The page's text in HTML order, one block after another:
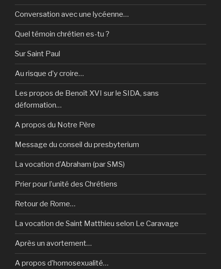
Conversation avec une lycéenne…
Quel témoin chrétien es-tu ?
Sur Saint Paul
Au risque d’y croire…
Les propos de Benoît XVI sur le SIDA, sans
déformation…
A propos du Notre Père
Message du conseil du presbyterium
La vocation d’Abraham (par SMS)
Prier pour l’unité des Chrétiens
Retour de Rome…
La vocation de Saint Matthieu selon Le Caravage
Après un avortement…
A propos d’homosexualité…